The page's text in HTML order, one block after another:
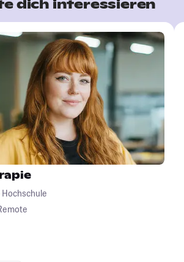
dich interessieren